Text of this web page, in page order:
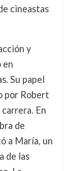
cineastas
y
en
Su papel
por Robert
En
de
a María, un
de las